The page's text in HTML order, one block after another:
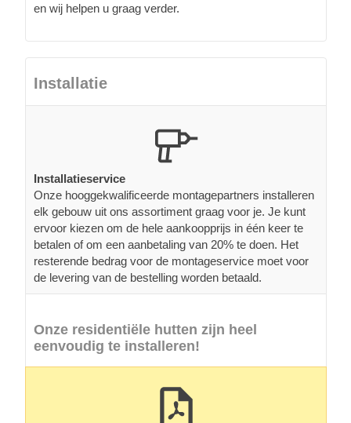
en wij helpen u graag verder.
Installatie
Installatieservice
Onze hooggekwalificeerde montagepartners installeren
elk gebouw uit ons assortiment graag voor je. Je kunt
ervoor kiezen om de hele aankoopprijs in één keer te
betalen of om een aanbetaling van 20% te doen. Het
resterende bedrag voor de montageservice moet voor
de levering van de bestelling worden betaald.
Onze residentiële hutten zijn heel
eenvoudig te installeren!